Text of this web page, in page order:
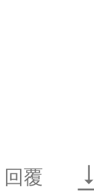
回覆